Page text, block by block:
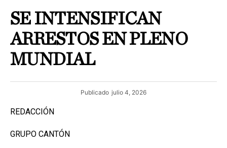
SE INTENSIFICAN
ARRESTOS EN PLENO
MUNDIAL
Publicado julio 4, 2026
REDACCIÓN
GRUPO CANTÓN